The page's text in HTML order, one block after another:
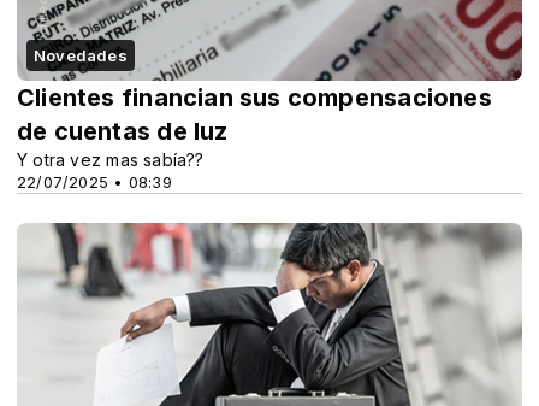
Novedades
22/07/2025 • 08:39
Clientes financian sus compensaciones
de cuentas de luz
Y otra vez mas sabía??